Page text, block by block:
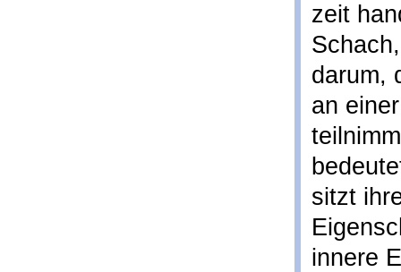
zeit
darum,
an
sitzt
innere